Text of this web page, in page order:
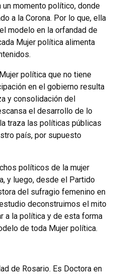
un momento político, donde
a la Corona. Por lo que, ella
modelo en la orfandad de
Mujer política alimenta
política que no tiene
en el gobierno resulta
y consolidación del
el desarrollo de lo
traza las políticas públicas
país, por supuesto
políticos de la mujer
y luego, desde el Partido
del sufragio femenino en
deconstruimos el mito
a la política y de esta forma
de toda Mujer política.
de Rosario. Es Doctora en